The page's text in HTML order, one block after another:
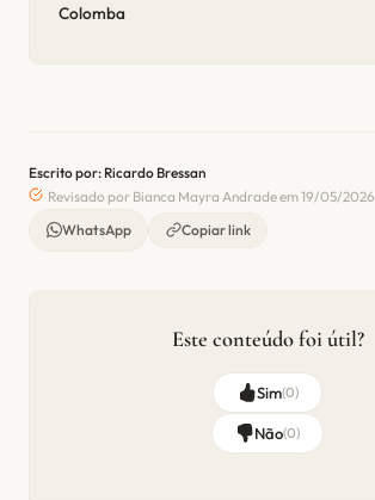
Colomba
Escrito por: Ricardo Bressan
Revisado por Bianca Mayra Andrade em 19/05/2026
WhatsApp
Copiar link
Este conteúdo foi útil?
Sim(0)
Não(0)